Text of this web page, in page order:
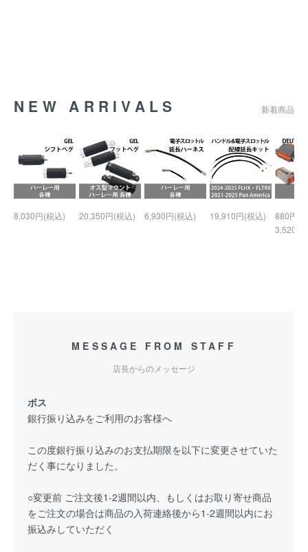
NEW ARRIVALS 新着商品
8,030円(税込) 20,350円(税込) 6,930円(税込) 19,910円(税込)
880円(
3,520円
MESSAGE FROM STAFF
店長からのメッセージ
ボス
銀行振り込みをご利用のお客様へ
この度銀行振り込みのお支払期限を以下に変更させていた
だく事になりました。
○変更前 ご注文後1-2週間以内、もしくはお取り寄せ商品
をご注文の場合は商品の入荷連絡後から1-2週間以内にお
振込みしていただく